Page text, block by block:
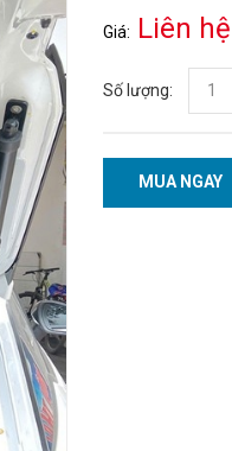
Giá: Liên hệ
Số lượng:
MUA NGAY